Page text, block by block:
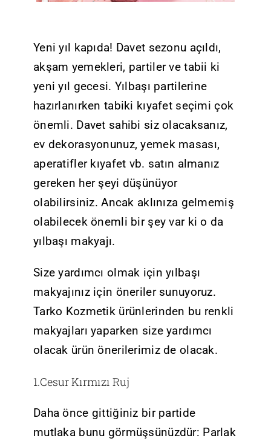
Yeni yıl kapıda! Davet sezonu açıldı,
akşam yemekleri, partiler ve tabii ki
yeni yıl gecesi. Yılbaşı partilerine
hazırlanırken tabiki kıyafet seçimi çok
önemli. Davet sahibi siz olacaksanız,
ev dekorasyonunuz, yemek masası,
aperatifler kıyafet vb. satın almanız
gereken her şeyi düşünüyor
olabilirsiniz. Ancak aklınıza gelmemiş
olabilecek önemli bir şey var ki o da
yılbaşı makyajı.
Size yardımcı olmak için yılbaşı
makyajınız için öneriler sunuyoruz.
Tarko Kozmetik ürünlerinden bu renkli
makyajları yaparken size yardımcı
olacak ürün önerilerimiz de olacak.
1.Cesur Kırmızı Ruj
Daha önce gittiğiniz bir partide
mutlaka bunu görmüşsünüzdür: Parlak